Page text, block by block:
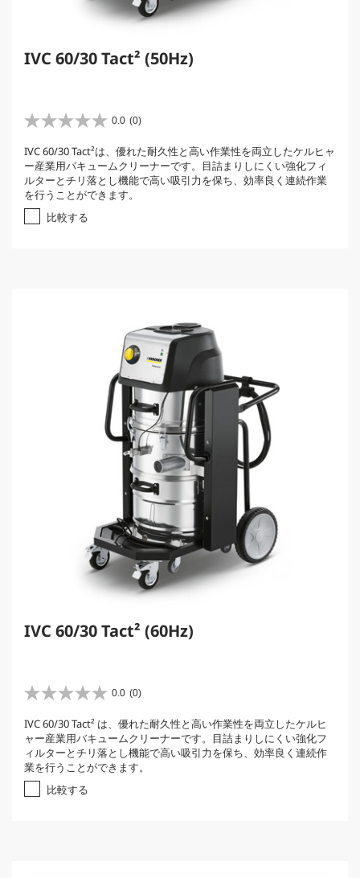
IVC 60/30 Tact² (50Hz)
0.0 (0)
星
.
0
／
5
で
IVC 60/30 Tact²は、優れた耐久性と高い作業性を両立したケルヒャ
ー産業用バキュームクリーナーです。目詰まりしにくい強化フィ
ルターとチリ落とし機能で高い吸引力を保ち、効率良く連続作業
を行うことができます。
比較する
IVC 60/30 Tact² (60Hz)
0.0 (0)
星
.
0
／
5
で
IVC 60/30 Tact² は、優れた耐久性と高い作業性を両立したケルヒ
ャー産業用バキュームクリーナーです。目詰まりしにくい強化フ
ィルターとチリ落とし機能で高い吸引力を保ち、効率良く連続作
業を行うことができます。
比較する